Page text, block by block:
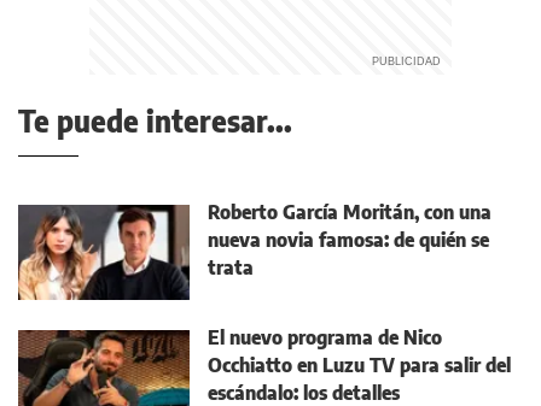
Te puede interesar...
Roberto García Moritán, con una
nueva novia famosa: de quién se
trata
El nuevo programa de Nico
Occhiatto en Luzu TV para salir del
escándalo: los detalles